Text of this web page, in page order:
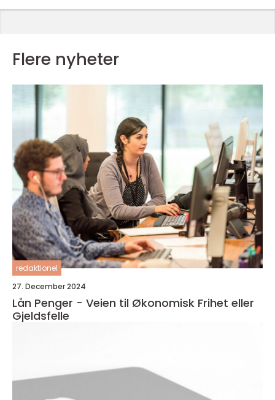
Flere nyheter
redaktionel
27. December 2024
Lån Penger - Veien til Økonomisk Frihet eller
Gjeldsfelle